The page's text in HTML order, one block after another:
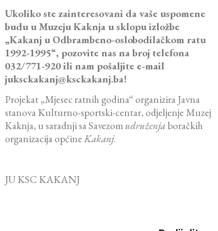
Ukoliko ste zainteresovani da vaše uspomene
budu u Muzeju Kaknja u sklopu izložbe
„Kakanj u Odbrambeno-oslobodilačkom ratu
1992-1995“, pozovite nas na broj telefona
032/771-920 ili nam pošaljite e-mail
juksckakanj@ksckakanj.ba!
Projekat „Mjesec ratnih godina“ organizira Javna
stanova Kulturno-sportski-centar, odjeljenje Muzej
Kaknja, u saradnji sa Savezomudruženja boračkih
organizacija općineKakanj.
JU KSC KAKANJ